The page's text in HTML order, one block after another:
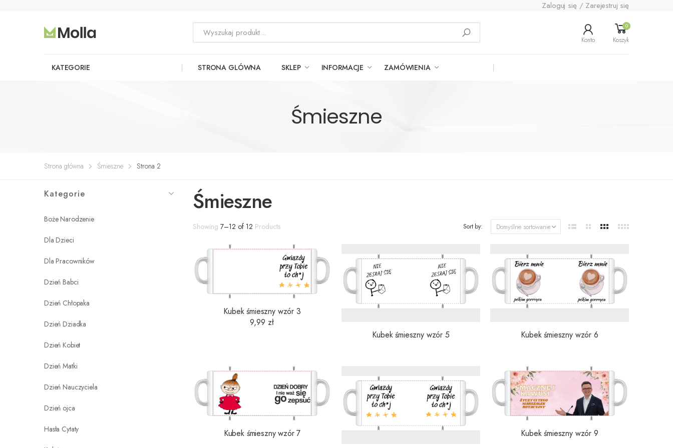
Zaloguj się / Zarejestruj się
Konto
0
Koszyk
KATEGORIE STRONA GLÓWNA SKLEP INFORMACJE ZAMÓWIENIA
Śmieszne
Strona główna Śmieszne Strona 2
Kategorie
Boże Narodzenie
Dla Dzieci
Dla Pracowników
Dzień Babci
Dzień Chłopaka
Dzień Dziadka
Dzień Kobiet
Dzień Matki
Dzień Nauczyciela
Dzień ojca
Hasła Cytaty
Śmieszne
Showing 7–12 of 12 Products Sort by:
Kubek śmieszny wzór 3
9,99zł
Kubek śmieszny wzór 5
Kubek śmieszny wzór 6
Kubek śmieszny wzór 7 Kubek śmieszny wzór 9